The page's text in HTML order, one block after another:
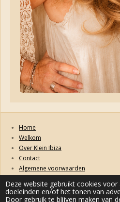
Deze website gebruikt cookies voor
doeleinden en/of het tonen van
Door gebruik te blijven maken van
Home
Welkom
Over Klein Ibiza
Contact
Algemene voorwaarden
Privacybeleid
Levertijd & Verzendkosten